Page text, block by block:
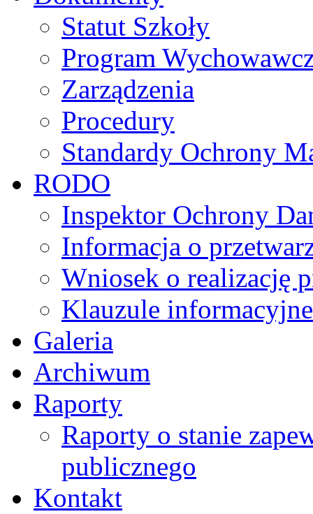
Statut Szkoły
Program
Zarządzenia
Procedury
Standardy Ochrony
RODO
Inspektor Ochrony
Informacja o
Wniosek o realizację
Klauzule informacyjne
Galeria
Archiwum
Raporty
Raporty o stanie
publicznego
Kontakt